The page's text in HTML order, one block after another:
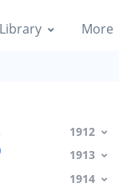
More
1912
1913
1914